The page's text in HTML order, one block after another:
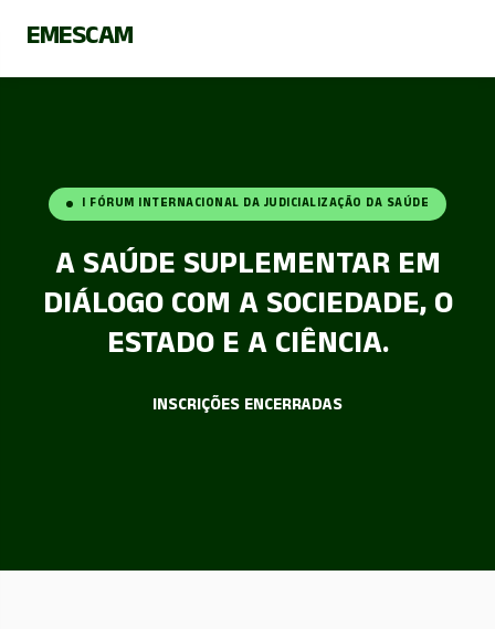
EMESCAM
I FÓRUM INTERNACIONAL DA JUDICIALIZAÇÃO DA SAÚDE
A SAÚDE SUPLEMENTAR EM
DIÁLOGO COM A SOCIEDADE, O
ESTADO E A CIÊNCIA.
INSCRIÇÕES ENCERRADAS